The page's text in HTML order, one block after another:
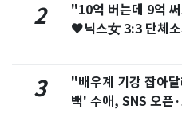
2
"10억 버는데 9억
♥닉스女 3:3 단체
3
"배우계 기강 잡아
백' 수애, SNS 오픈